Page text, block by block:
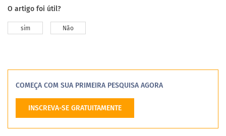
O artigo foi útil?
sim Não
COMEÇA COM SUA PRIMEIRA PESQUISA AGORA
INSCREVA-SE GRATUITAMENTE